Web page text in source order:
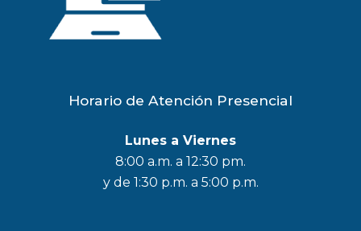
Horario de Atención Presencial
Lunes a Viernes
8:00 a.m. a 12:30 pm.
y de 1:30 p.m. a 5:00 p.m.